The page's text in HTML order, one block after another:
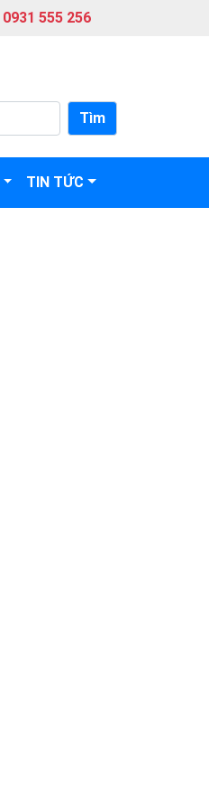
0931 555 256
Tìm
TIN TỨC